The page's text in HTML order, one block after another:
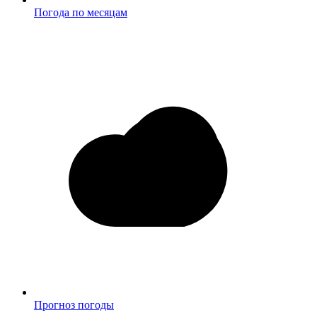
Погода по месяцам
Прогноз погоды